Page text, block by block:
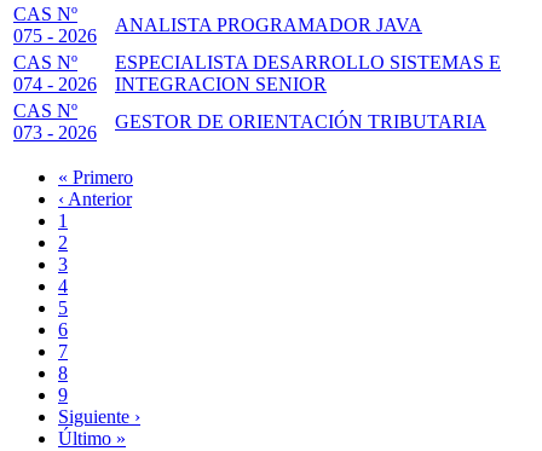
CAS Nº
075 - 2026
ANALISTA PROGRAMADOR JAVA
CAS Nº
074 - 2026
ESPECIALISTA DESARROLLO SISTEMAS E
INTEGRACION SENIOR
CAS Nº
073 - 2026
GESTOR DE ORIENTACIÓN TRIBUTARIA
Paginación
Primera
página
« Primero
Página
anterior
‹ Anterior
Page
1
Page
2
Page
3
Página
actual
4
Page
5
Page
6
Page
7
Page
8
Page
9
Siguiente
página
Siguiente ›
Última
Último »